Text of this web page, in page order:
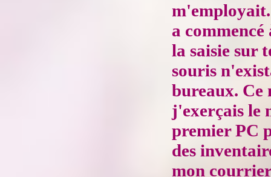
a
la saisie sur
souris
bureaux. Ce
j'exerçais le
premier PC
des
mon